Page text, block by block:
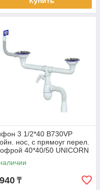
3 1/2*40 B730VP
нос, с прямоуг перел.
40*40/50 UNICORN
₸